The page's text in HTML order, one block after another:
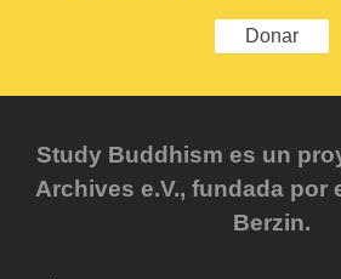
Donar
Study Buddhism es un
Archives e.V., fundada por
Berzin.